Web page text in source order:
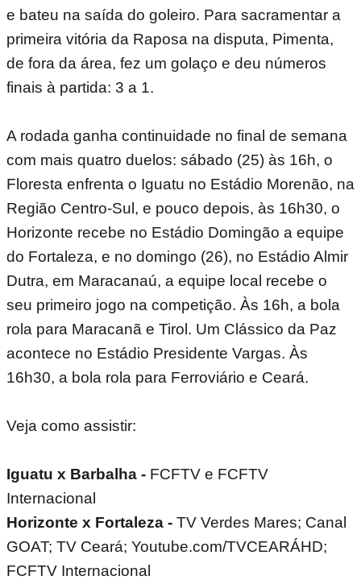
e bateu na saída do goleiro. Para sacramentar a
primeira vitória da Raposa na disputa, Pimenta,
de fora da área, fez um golaço e deu números
finais à partida: 3 a 1.
A rodada ganha continuidade no final de semana
com mais quatro duelos: sábado (25) às 16h, o
Floresta enfrenta o Iguatu no Estádio Morenão, na
Região Centro-Sul, e pouco depois, às 16h30, o
Horizonte recebe no Estádio Domingão a equipe
do Fortaleza, e no domingo (26), no Estádio Almir
Dutra, em Maracanaú, a equipe local recebe o
seu primeiro jogo na competição. Às 16h, a bola
rola para Maracanã e Tirol. Um Clássico da Paz
acontece no Estádio Presidente Vargas. Às
16h30, a bola rola para Ferroviário e Ceará.
Veja como assistir:
Iguatu x Barbalha - FCFTV e FCFTV
Internacional
Horizonte x Fortaleza - TV Verdes Mares; Canal
GOAT; TV Ceará; Youtube.com/TVCEARÁHD;
FCFTV Internacional